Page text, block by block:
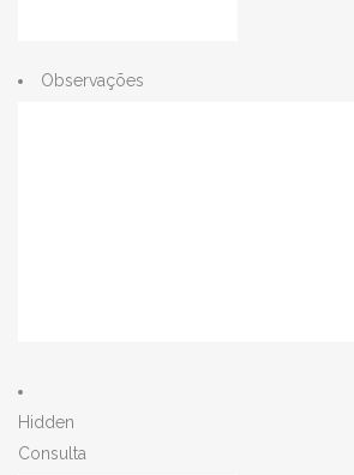
Observações
Hidden
Consulta